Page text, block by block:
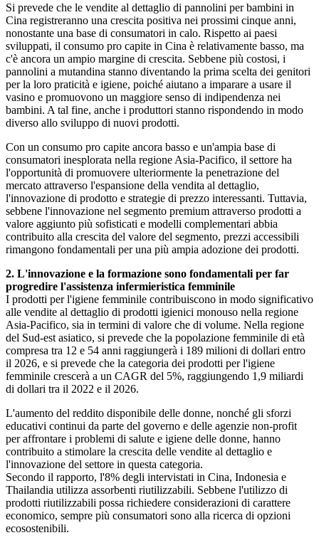
Si prevede che le vendite al dettaglio di pannolini per bambini in
Cina registreranno una crescita positiva nei prossimi cinque anni,
nonostante una base di consumatori in calo. Rispetto ai paesi
sviluppati, il consumo pro capite in Cina è relativamente basso, ma
c'è ancora un ampio margine di crescita. Sebbene più costosi, i
pannolini a mutandina stanno diventando la prima scelta dei genitori
per la loro praticità e igiene, poiché aiutano a imparare a usare il
vasino e promuovono un maggiore senso di indipendenza nei
bambini. A tal fine, anche i produttori stanno rispondendo in modo
diverso allo sviluppo di nuovi prodotti.
Con un consumo pro capite ancora basso e un'ampia base di
consumatori inesplorata nella regione Asia-Pacifico, il settore ha
l'opportunità di promuovere ulteriormente la penetrazione del
mercato attraverso l'espansione della vendita al dettaglio,
l'innovazione di prodotto e strategie di prezzo interessanti. Tuttavia,
sebbene l'innovazione nel segmento premium attraverso prodotti a
valore aggiunto più sofisticati e modelli complementari abbia
contribuito alla crescita del valore del segmento, prezzi accessibili
rimangono fondamentali per una più ampia adozione dei prodotti.
2. L'innovazione e la formazione sono fondamentali per far
progredire l'assistenza infermieristica femminile
I prodotti per l'igiene femminile contribuiscono in modo significativo
alle vendite al dettaglio di prodotti igienici monouso nella regione
Asia-Pacifico, sia in termini di valore che di volume. Nella regione
del Sud-est asiatico, si prevede che la popolazione femminile di età
compresa tra 12 e 54 anni raggiungerà i 189 milioni di dollari entro
il 2026, e si prevede che la categoria dei prodotti per l'igiene
femminile crescerà a un CAGR del 5%, raggiungendo 1,9 miliardi
di dollari tra il 2022 e il 2026.
L'aumento del reddito disponibile delle donne, nonché gli sforzi
educativi continui da parte del governo e delle agenzie non-profit
per affrontare i problemi di salute e igiene delle donne, hanno
contribuito a stimolare la crescita delle vendite al dettaglio e
l'innovazione del settore in questa categoria.
Secondo il rapporto, l'8% degli intervistati in Cina, Indonesia e
Thailandia utilizza assorbenti riutilizzabili. Sebbene l'utilizzo di
prodotti riutilizzabili possa richiedere considerazioni di carattere
economico, sempre più consumatori sono alla ricerca di opzioni
ecosostenibili.